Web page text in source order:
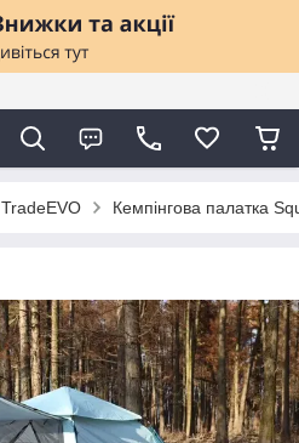
TradeEVO Кемпінгова палатка